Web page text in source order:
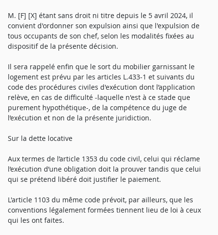
M. [F] [X] étant sans droit ni titre depuis le 5 avril 2024, il
convient d'ordonner son expulsion ainsi que l'expulsion de
tous occupants de son chef, selon les modalités fixées au
dispositif de la présente décision.
Il sera rappelé enfin que le sort du mobilier garnissant le
logement est prévu par les articles L.433-1 et suivants du
code des procédures civiles d'exécution dont l’application
relève, en cas de difficulté -laquelle n'est à ce stade que
purement hypothétique-, de la compétence du juge de
l’exécution et non de la présente juridiction.
Sur la dette locative
Aux termes de l’article 1353 du code civil, celui qui réclame
l’exécution d’une obligation doit la prouver tandis que celui
qui se prétend libéré doit justifier le paiement.
L'article 1103 du même code prévoit, par ailleurs, que les
conventions légalement formées tiennent lieu de loi à ceux
qui les ont faites.